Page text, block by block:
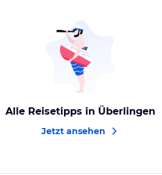
Alle Reisetipps in Überlingen
Jetzt ansehen